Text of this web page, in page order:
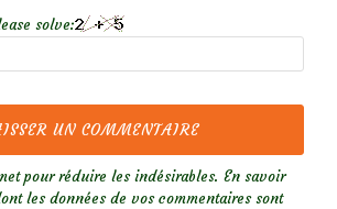
solve:
pour réduire les indésirables. En savoir
les données de vos commentaires sont